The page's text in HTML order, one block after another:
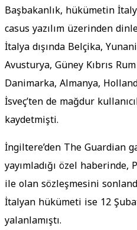
Başbakanlık, hükümetin
casus yazılım üzerinden
İtalya dışında Belçika,
Avusturya, Güney Kıbrıs
Danimarka, Almanya,
İsveç’ten de mağdur
kaydetmişti.
İngiltere’den The Guardian
yayımladığı özel haberinde,
ile olan sözleşmesini
İtalyan hükümeti ise 12
yalanlamıştı.